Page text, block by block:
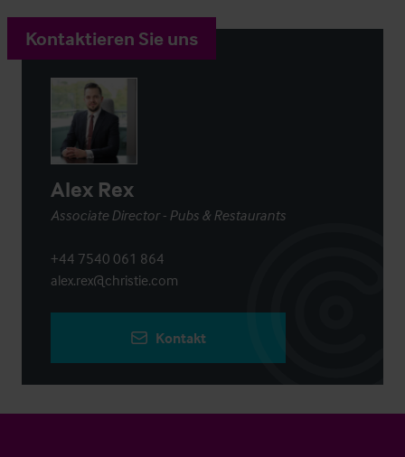
Kontaktieren Sie uns
Alex Rex
Associate Director - Pubs & Restaurants
+44 7540 061 864
alex.rex@christie.com
Kontakt